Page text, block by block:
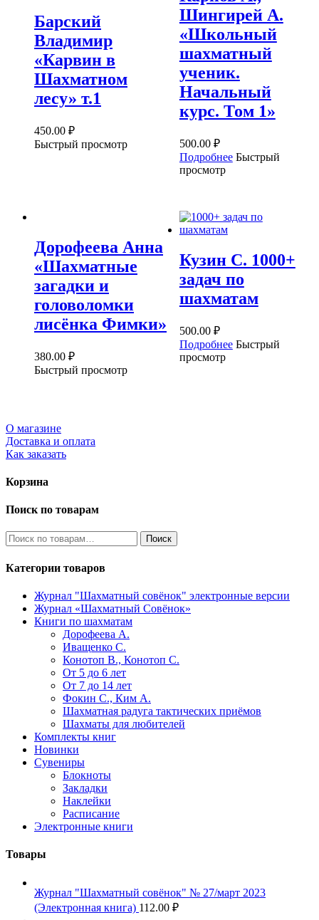
Барский
Владимир
«Карвин в
Шахматном
лесу» т.1
450.00 ₽
Быстрый просмотр
Шингирей А.
«Школьный
шахматный
ученик.
Начальный
курс. Том 1»
500.00 ₽
Подробнее Быстрый
просмотр
Дорофеева Анна
«Шахматные
загадки и
головоломки
лисёнка Фимки»
380.00 ₽
Быстрый просмотр
Кузин С. 1000+
задач по
шахматам
500.00 ₽
Подробнее Быстрый
просмотр
О магазине
Доставка и оплата
Как заказать
Корзина
Поиск по товарам
Искать: Поиск
Категории товаров
Журнал "Шахматный совёнок" электронные версии
Журнал «Шахматный Совёнок»
Книги по шахматам
Дорофеева А.
Иващенко С.
Конотоп В., Конотоп С.
От 5 до 6 лет
От 7 до 14 лет
Фокин С., Ким А.
Шахматная радуга тактических приёмов
Шахматы для любителей
Комплекты книг
Новинки
Сувениры
Блокноты
Закладки
Наклейки
Расписание
Электронные книги
Товары
Журнал "Шахматный совёнок" № 27/март 2023
(Электронная книга) 112.00 ₽